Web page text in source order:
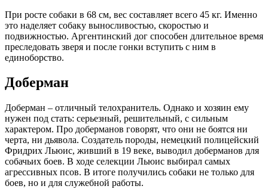
При росте собаки в 68 см, вес составляет всего 45 кг. Именно
это наделяет собаку выносливостью, скоростью и
подвижностью. Аргентинский дог способен длительное время
преследовать зверя и после гонки вступить с ним в
единоборство.
Доберман
Доберман – отличный телохранитель. Однако и хозяин ему
нужен под стать: серьезный, решительный, с сильным
характером. Про доберманов говорят, что они не боятся ни
черта, ни дьявола. Создатель породы, немецкий полицейский
Фридрих Льюис, живший в 19 веке, выводил доберманов для
собачьих боев. В ходе селекции Льюис выбирал самых
агрессивных псов. В итоге получились собаки не только для
боев, но и для служебной работы.